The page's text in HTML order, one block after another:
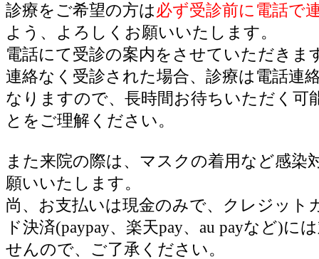
診療をご希望の方は必ず受診前に電話で
よう、よろしくお願いいたします。
電話にて受診の案内をさせていただきま
連絡なく受診された場合、診療は電話連
なりますので、長時間お待ちいただく可
とをご理解ください。
また来院の際は、マスクの着用など感染
願いいたします。
尚、お支払いは現金のみで、クレジット
ド決済(paypay、楽天pay、au payなど)に
せんので、ご了承ください。